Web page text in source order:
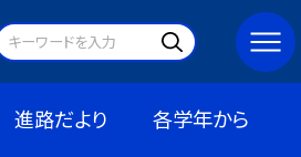
進路だより 各学年から